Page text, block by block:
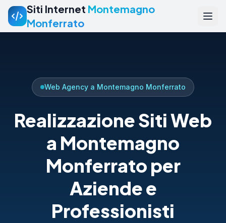
Siti Internet Montemagno
Monferrato
Web Agency a Montemagno Monferrato
Realizzazione Siti Web
a Montemagno
Monferrato per
Aziende e
Professionisti